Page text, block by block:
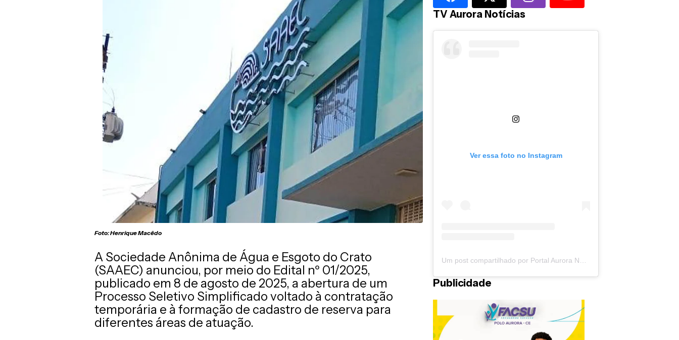
Foto: Henrique Macêdo
A Sociedade Anônima de Água e Esgoto do Crato
(SAAEC) anunciou, por meio do Edital nº 01/2025,
publicado em 8 de agosto de 2025, a abertura de um
Processo Seletivo Simplificado voltado à contratação
temporária e à formação de cadastro de reserva para
diferentes áreas de atuação.
TV Aurora Notícias
Ver essa foto no Instagram
Publicidade